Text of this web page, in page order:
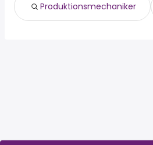
Produktionsmechaniker